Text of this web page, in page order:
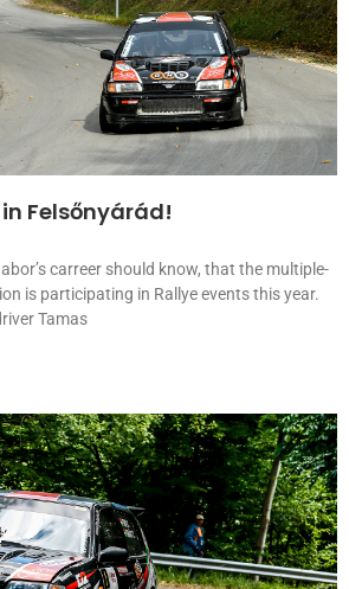
Felsőnyárád!
carreer should know, that the multiple-
is participating in Rallye events this year.
Tamas